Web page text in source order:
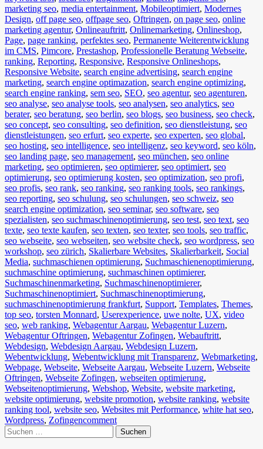
marketing seo, media entertainment, Mobileoptimiert, Modernes
Design, off page seo, offpage seo, Oftringen, on page seo, online
marketing agentur, Onlineauftritt, Onlinemarketing, Onlineshop,
Page, page ranking, perfektes seo, Permanente Weiterentwicklung
im CMS, Pimcore, Prestashop, Professionelle Beratung Webseite,
ranking, Reporting, Responsive, Responsive Onlineshops,
Responsive Website, search engine advertising, search engine
marketing, search engine optimazation, search engine optimizing,
search engine ranking, sem seo, SEO, seo agentur, seo agenturen,
seo analyse, seo analyse tools, seo analysen, seo analytics, seo
berater, seo beratung, seo berlin, seo blogs, seo business, seo check,
seo concept, seo consulting, seo definition, seo dienstleistung, seo
dienstleistungen, seo erfurt, seo experte, seo experten, seo global,
seo hosting, seo intelligence, seo intelligenz, seo keyword, seo köln,
seo landing page, seo management, seo münchen, seo online
marketing, seo optimieren, seo optimierer, seo optimiert, seo
optimierung, seo optimierung kosten, seo optimization, seo profi,
seo profis, seo rank, seo ranking, seo ranking tools, seo rankings,
seo reporting, seo schulung, seo schulungen, seo schweiz, seo
search engine optimization, seo seminar, seo software, seo
spezialisten, seo suchmaschinenoptimierung, seo test, seo text, seo
texte, seo texte kaufen, seo texten, seo texter, seo tools, seo traffic,
seo webseite, seo webseiten, seo website check, seo wordpress, seo
workshop, seo zürich, Skalierbare Websites, Skalierbarkeit, Social
Media, suchmaschienen optimierung, Suchmaschienenoptimierung,
suchmaschine optimierung, suchmaschinen optimierer,
Suchmaschinenmarketing, Suchmaschinenoptimierer,
Suchmaschinenoptimiert, Suchmaschinenoptimierung,
suchmaschinenoptimierung frankfurt, Support, Templates, Themes,
top seo, torsten Monnard, Userexperience, uwe nolte, UX, video
seo, web ranking, Webagentur Aargau, Webagentur Luzern,
Webagentur Oftringen, Webagentur Zofingen, Webauftritt,
Webdesign, Webdesign Aargau, Webdesign Luzern,
Webentwicklung, Webentwicklung mit Transparenz, Webmarketing,
Webpage, Webseite, Webseite Aargau, Webseite Luzern, Webseite
Oftringen, Webseite Zofingen, webseiten optimierung,
Webseitenoptimierung, Webshop, Website, website marketing,
website optimierung, website promotion, website ranking, website
ranking tool, website seo, Websites mit Performance, white hat seo,
Wordpress, Zofingencomment
Suchen
nach: